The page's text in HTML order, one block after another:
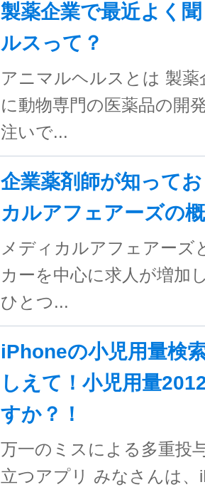
製薬企業で最近よく
ルスって？
アニマルヘルスとは 製薬
に動物専門の医薬品の開
注いで...
企業薬剤師が知って
カルアフェアーズの
メディカルアフェアーズ
カーを中心に求人が増加
ひとつ...
iPhoneの小児用量検
しえて！小児用量
すか？！
万一のミスによる多重投
立つアプリ みなさんは、